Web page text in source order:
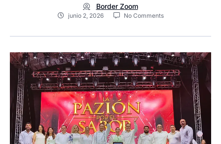
Border Zoom
junio 2, 2026 No Comments